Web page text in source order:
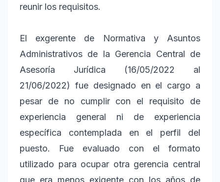
reunir los requisitos.
El exgerente de Normativa y Asuntos
Administrativos de la Gerencia Central de
Asesoría Jurídica (16/05/2022 al
21/06/2022) fue designado en el cargo a
pesar de no cumplir con el requisito de
experiencia general ni de experiencia
específica contemplada en el perfil del
puesto. Fue evaluado con el formato
utilizado para ocupar otra gerencia central
que era menos exigente con los años de